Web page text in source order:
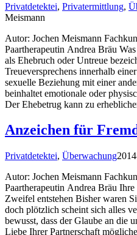
Privatdetektei, Privatermittlung,
Meismann
Autor: Jochen Meismann
Paartherapeutin Andrea Bräu
als Ehebruch oder Untreue
Treueversprechens innerhalb
sexuelle Beziehung mit einer
beinhaltet emotionale oder
Der Ehebetrug kann zu
Anzeichen für
Privatdetektei, Überwachung
Autor: Jochen Meismann
Paartherapeutin Andrea Bräu
Zweifel entstehen Bisher waren
doch plötzlich scheint sich alles
bewusst, dass der Glaube an die
Liebe Ihrer Partnerschaft